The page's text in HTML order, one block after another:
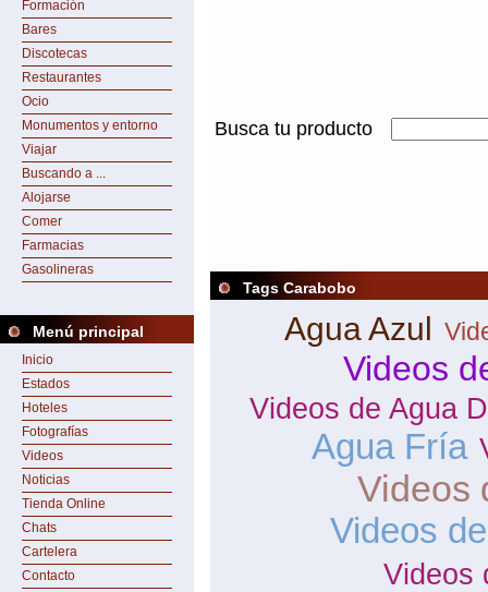
Formación
Bares
Discotecas
Restaurantes
Ocio
Monumentos y entorno
Viajar
Buscando a ...
Alojarse
Comer
Farmacias
Gasolineras
Menú principal
Inicio
Estados
Hoteles
Fotografías
Videos
Noticias
Tienda Online
Chats
Cartelera
Contacto
Busca tu producto
Tags Carabobo
Agua Azul
Videos
Videos de Agua
Agua Fría
Videos
Videos
Videos